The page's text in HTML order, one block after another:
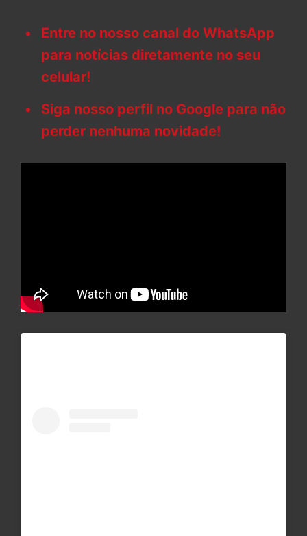
Entre no nosso canal do WhatsApp
para notícias diretamente no seu
celular!
Siga nosso perfil no Google para não
perder nenhuma novidade!